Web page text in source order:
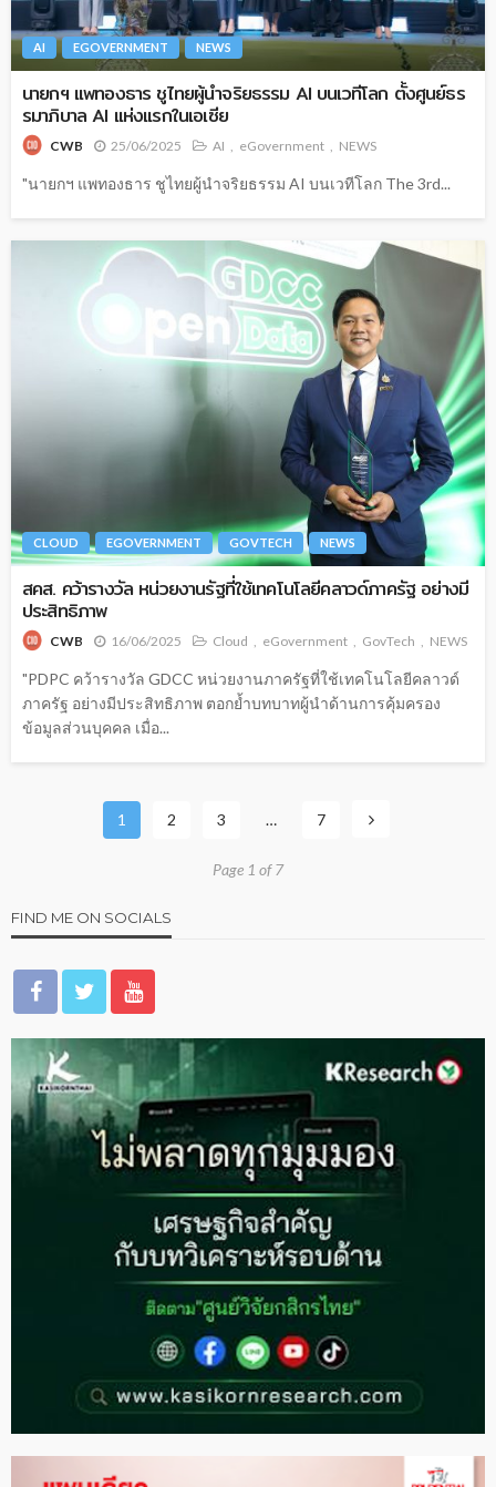
AI EGOVERNMENT NEWS
นายกฯ แพทองธาร ชูไทยผู้นำจริยธรรม AI บนเวทีโลก ตั้งศูนย์ธร
รมาภิบาล AI แห่งแรกในเอเซีย
CWB 25/06/2025 AI eGovernment NEWS
"นายกฯ แพทองธาร ชูไทยผู้นำจริยธรรม AI บนเวทีโลก The 3rd...
CLOUD EGOVERNMENT GOVTECH NEWS
สคส. คว้ารางวัล หน่วยงานรัฐที่ใช้เทคโนโลยีคลาวด์ภาครัฐ อย่างมี
ประสิทธิภาพ
CWB 16/06/2025 Cloud eGovernment GovTech NEWS
"PDPC คว้ารางวัล GDCC หน่วยงานภาครัฐที่ใช้เทคโนโลยีคลาวด์
ภาครัฐ อย่างมีประสิทธิภาพ ตอกย้ำบทบาทผู้นำด้านการคุ้มครอง
ข้อมูลส่วนบุคคล เมื่อ...
1 2 3 … 7
Page 1 of 7
FIND ME ON SOCIALS